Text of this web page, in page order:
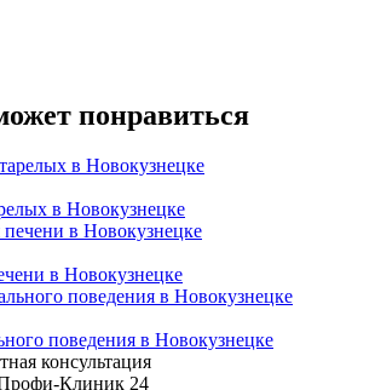
понравиться
в Новокузнецке
в Новокузнецке
поведения в Новокузнецке
консультация
Профи-Клиник 24